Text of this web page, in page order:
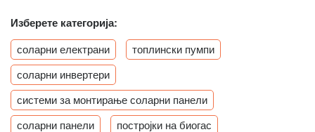
Изберете категорија:
соларни електрани топлински пумпи
соларни инвертери
системи за монтирање соларни панели
соларни панели постројки на биогас